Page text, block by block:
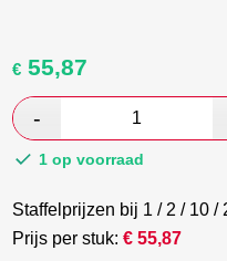
Oorspronkelijke
prijs
was:
€ 93,12.
€ 55,87
prijs
€ 54,01.
1 op voorraad
Staffelprijzen bij 1 / 2 / 10 /
Prijs per stuk:€55,87